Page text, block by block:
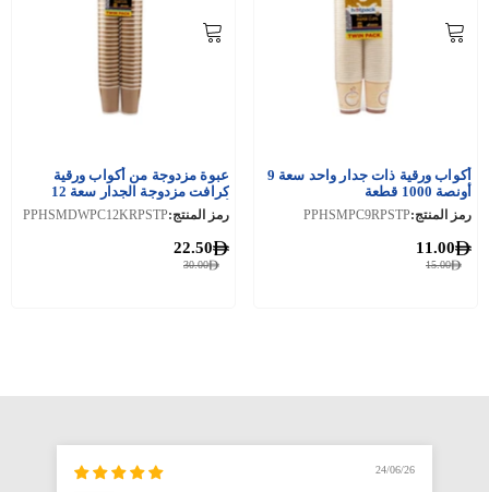
أكواب ورقية ذات جدار واحد سعة 9
أونصة 1000 قطعة
رمز المنتج:PPHSMPC9RPSTP
15.00
11.00
عبوة مزدوجة من أكواب ورقية
كرافت مزدوجة الجدار سعة 12
أونصة
رمز المنتج:PPHSMDWPC12KRPSTP
30.00
22.50
24/06/26